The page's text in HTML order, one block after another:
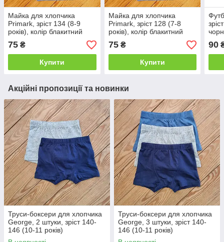
Майка для хлопчика
Primark, зріст 134 (8-9
років), колір блакитний
75 ₴
Купити
Майка для хлопчика
Primark, зріст 128 (7-8
років), колір блакитний
75₴
Купити
90
Акційні пропозиції та новинки
Труси-боксери для хлопчика
George, 2 штуки, зріст 140-
146 (10-11 років)
Труси-боксери для хлопчика
George, 3 штуки, зріст 140-
146 (10-11 років)